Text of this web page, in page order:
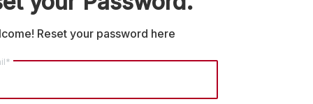
Reset your password here